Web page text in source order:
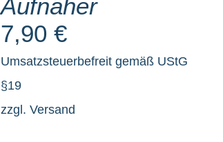
Aufnäher
7,90 €
Umsatzsteuerbefreit gemäß UStG
§19
zzgl. Versand